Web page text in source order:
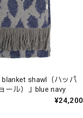
shawl（ハッパ
ール）」blue navy
¥24,200